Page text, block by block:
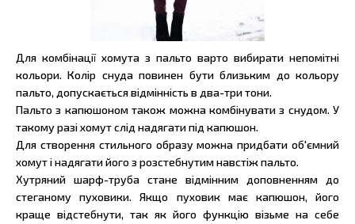
Для комбінації хомута з пальто варто вибирати непомітні
кольори. Колір снуда повинен бути близьким до кольору
пальто, допускається відмінність в два-три тони.
Пальто з капюшоном також можна комбінувати з снудом. У
такому разі хомут слід надягати під капюшон.
Для створення стильного образу можна придбати об'ємний
хомут і надягати його з розстебнутим навстіж пальто.
Хутряний шарф-труба стане відмінним доповненням до
стеганому пуховики. Якщо пуховик має капюшон, його
краще відстебнути, так як його функцію візьме на себе